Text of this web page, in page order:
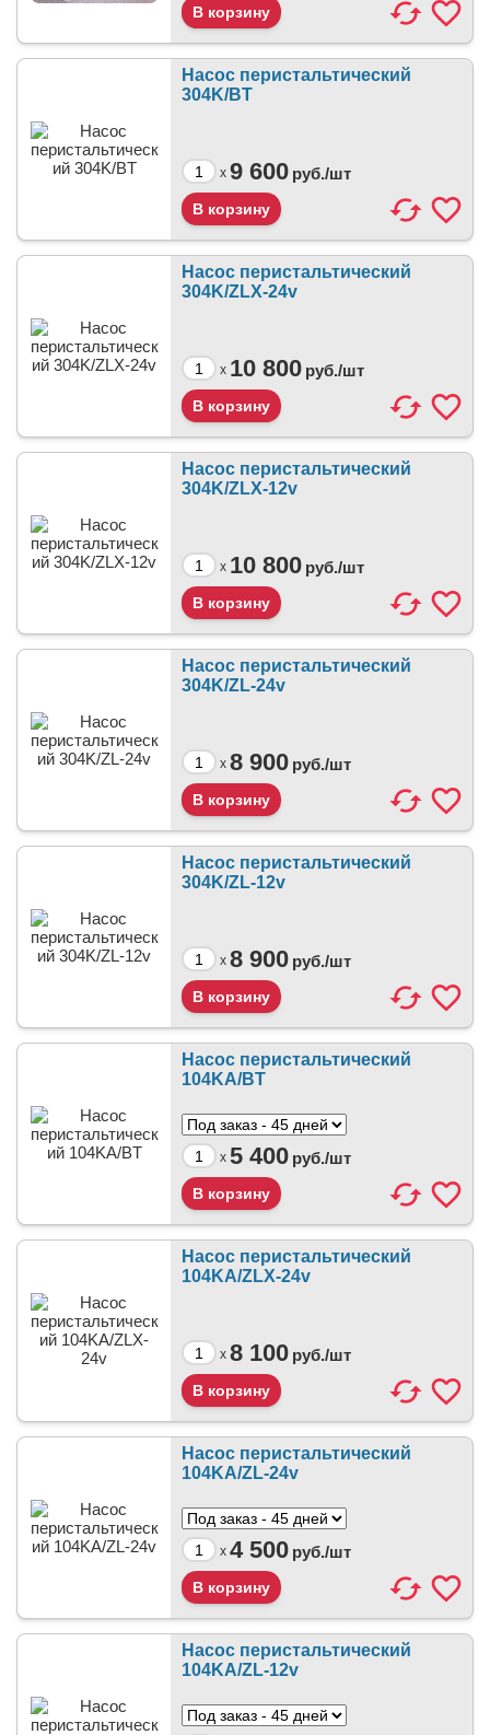
Насос перистальтический
304K/BT
x 9 600 руб./шт
Насос перистальтический
304K/ZLX-24v
x 10 800 руб./шт
Насос перистальтический
304K/ZLX-12v
x 10 800 руб./шт
Насос перистальтический
304K/ZL-24v
x 8 900 руб./шт
Насос перистальтический
304K/ZL-12v
x 8 900 руб./шт
Насос перистальтический
104KA/BT
x 5 400 руб./шт
Насос перистальтический
104KA/ZLX-24v
x 8 100 руб./шт
Насос перистальтический
104KA/ZL-24v
x 4 500 руб./шт
Насос перистальтический
104KA/ZL-12v